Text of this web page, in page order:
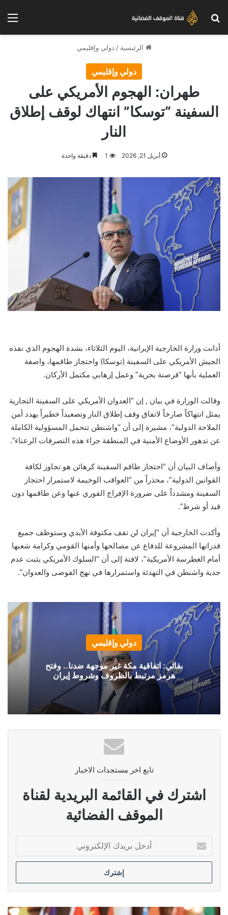
بحث عن
الرئيسية / دولي وإقليمي
دولي وإقليمي
طهران: الهجوم الأمريكي على
السفينة “توسكا” انتهاك لوقف إطلاق
النار
أبريل 21, 2026 1 دقيقة واحدة
أدانت وزارة الخارجية الإيرانية، اليوم الثلاثاء، بشدة الهجوم الذي نفذه
الجيش الأمريكي على السفينة (توسكا) واحتجاز طاقمها، واصفة
العملية بأنها “قرصنة بحرية” وعمل إرهابي مكتمل الأركان.
وقالت الوزارة في بيان , إن “العدوان الأمريكي على السفينة التجارية
يمثل انتهاكاً صارخاً لاتفاق وقف إطلاق النار وتصعيداً خطيراً يهدد أمن
الملاحة الدولية”، مشيرة إلى أن “واشنطن تتحمل المسؤولية الكاملة
عن تدهور الأوضاع الأمنية في المنطقة جراء هذه التصرفات الرعناء”.
وأضاف البيان أن “احتجاز طاقم السفينة كرهائن هو تجاوز لكافة
القوانين الدولية”، محذراً من “العواقب الوخيمة لاستمرار احتجاز
السفينة ومشدداً على ضرورة الإفراج الفوري عنها وعن طاقمها دون
قيد أو شرط”.
وأكدت الخارجية أن “إيران لن تقف مكتوفة الأيدي وستوظف جميع
قدراتها المشروعة للدفاع عن مصالحها وأمنها القومي وكرامة شعبها
أمام الغطرسة الأمريكية”، لافتة إلى أن “السلوك الأمريكي يثبت عدم
جدية واشنطن في التهدئة واستمرارها في نهج الفوضى والعدوان”.
دولي وإقليمي
بقائي: اتفاقية مكة غير موجهة ضدنا.. وفتح
هرمز مرتبط بالظروف وشروط إيران
تابع اخر مستجدات الاخبار
اشترك في القائمة البريدية لقناة
الموقف الفضائية
بريدك
الإلكتروني
قاليباف: